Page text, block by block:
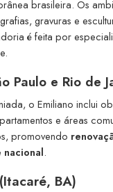
brasileira. Os
gravuras e
é feita por
Paulo e Rio de
o Emiliano inclui
e áreas
promovendo
.
BA)